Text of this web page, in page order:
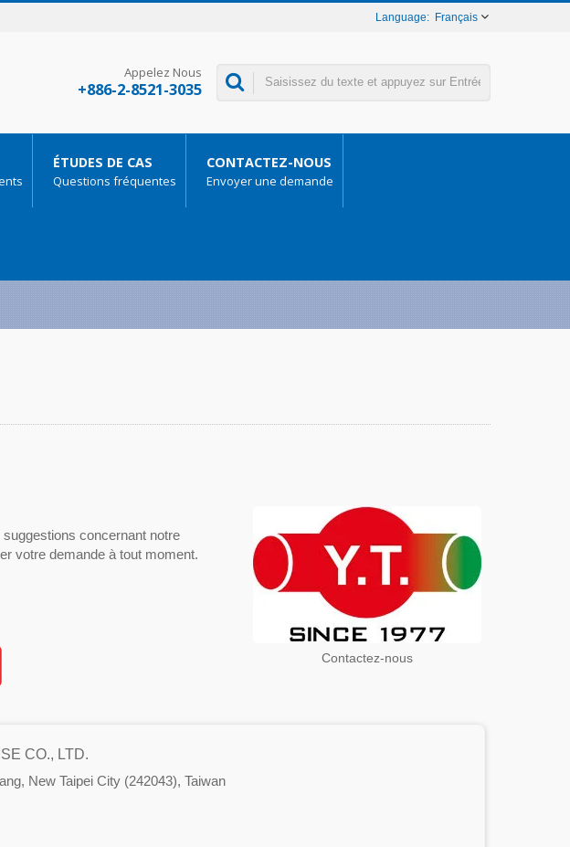
Français
Appelez Nous
+886-2-8521-3035
ÉTUDES DE CAS
Questions fréquentes
CONTACTEZ-NOUS
Envoyer une demande
Contactez-nous
concernant notre
votre demande à tout moment.
CO., LTD.
New Taipei City (242043), Taiwan